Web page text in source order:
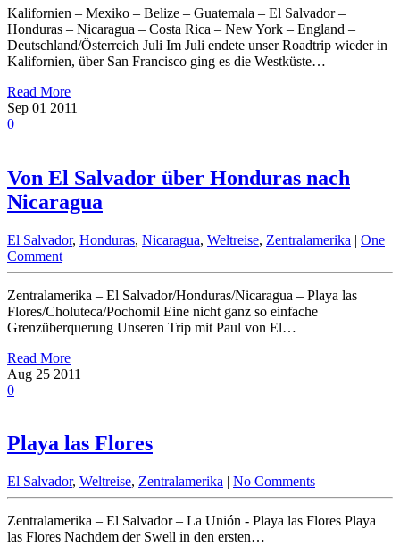
Kalifornien – Mexiko – Belize – Guatemala – El Salvador –
Honduras – Nicaragua – Costa Rica – New York – England –
Deutschland/Österreich Juli Im Juli endete unser Roadtrip wieder in
Kalifornien, über San Francisco ging es die Westküste…
Read More
Sep 01 2011
0
Von El Salvador über Honduras nach
Nicaragua
El Salvador, Honduras, Nicaragua, Weltreise, Zentralamerika | One
Comment
Zentralamerika – El Salvador/Honduras/Nicaragua – Playa las
Flores/Choluteca/Pochomil Eine nicht ganz so einfache
Grenzüberquerung Unseren Trip mit Paul von El…
Read More
Aug 25 2011
0
Playa las Flores
El Salvador, Weltreise, Zentralamerika | No Comments
Zentralamerika – El Salvador – La Unión - Playa las Flores Playa
las Flores Nachdem der Swell in den ersten…